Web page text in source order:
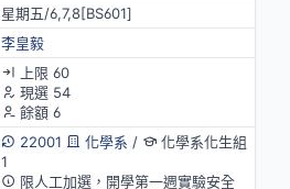
星期五/6,7,8[BS601]
李皇毅
上限 60
現選 54
餘額 6
22001
化學系 /
化學系化生組
1
限人工加選，開學第一週實驗安全